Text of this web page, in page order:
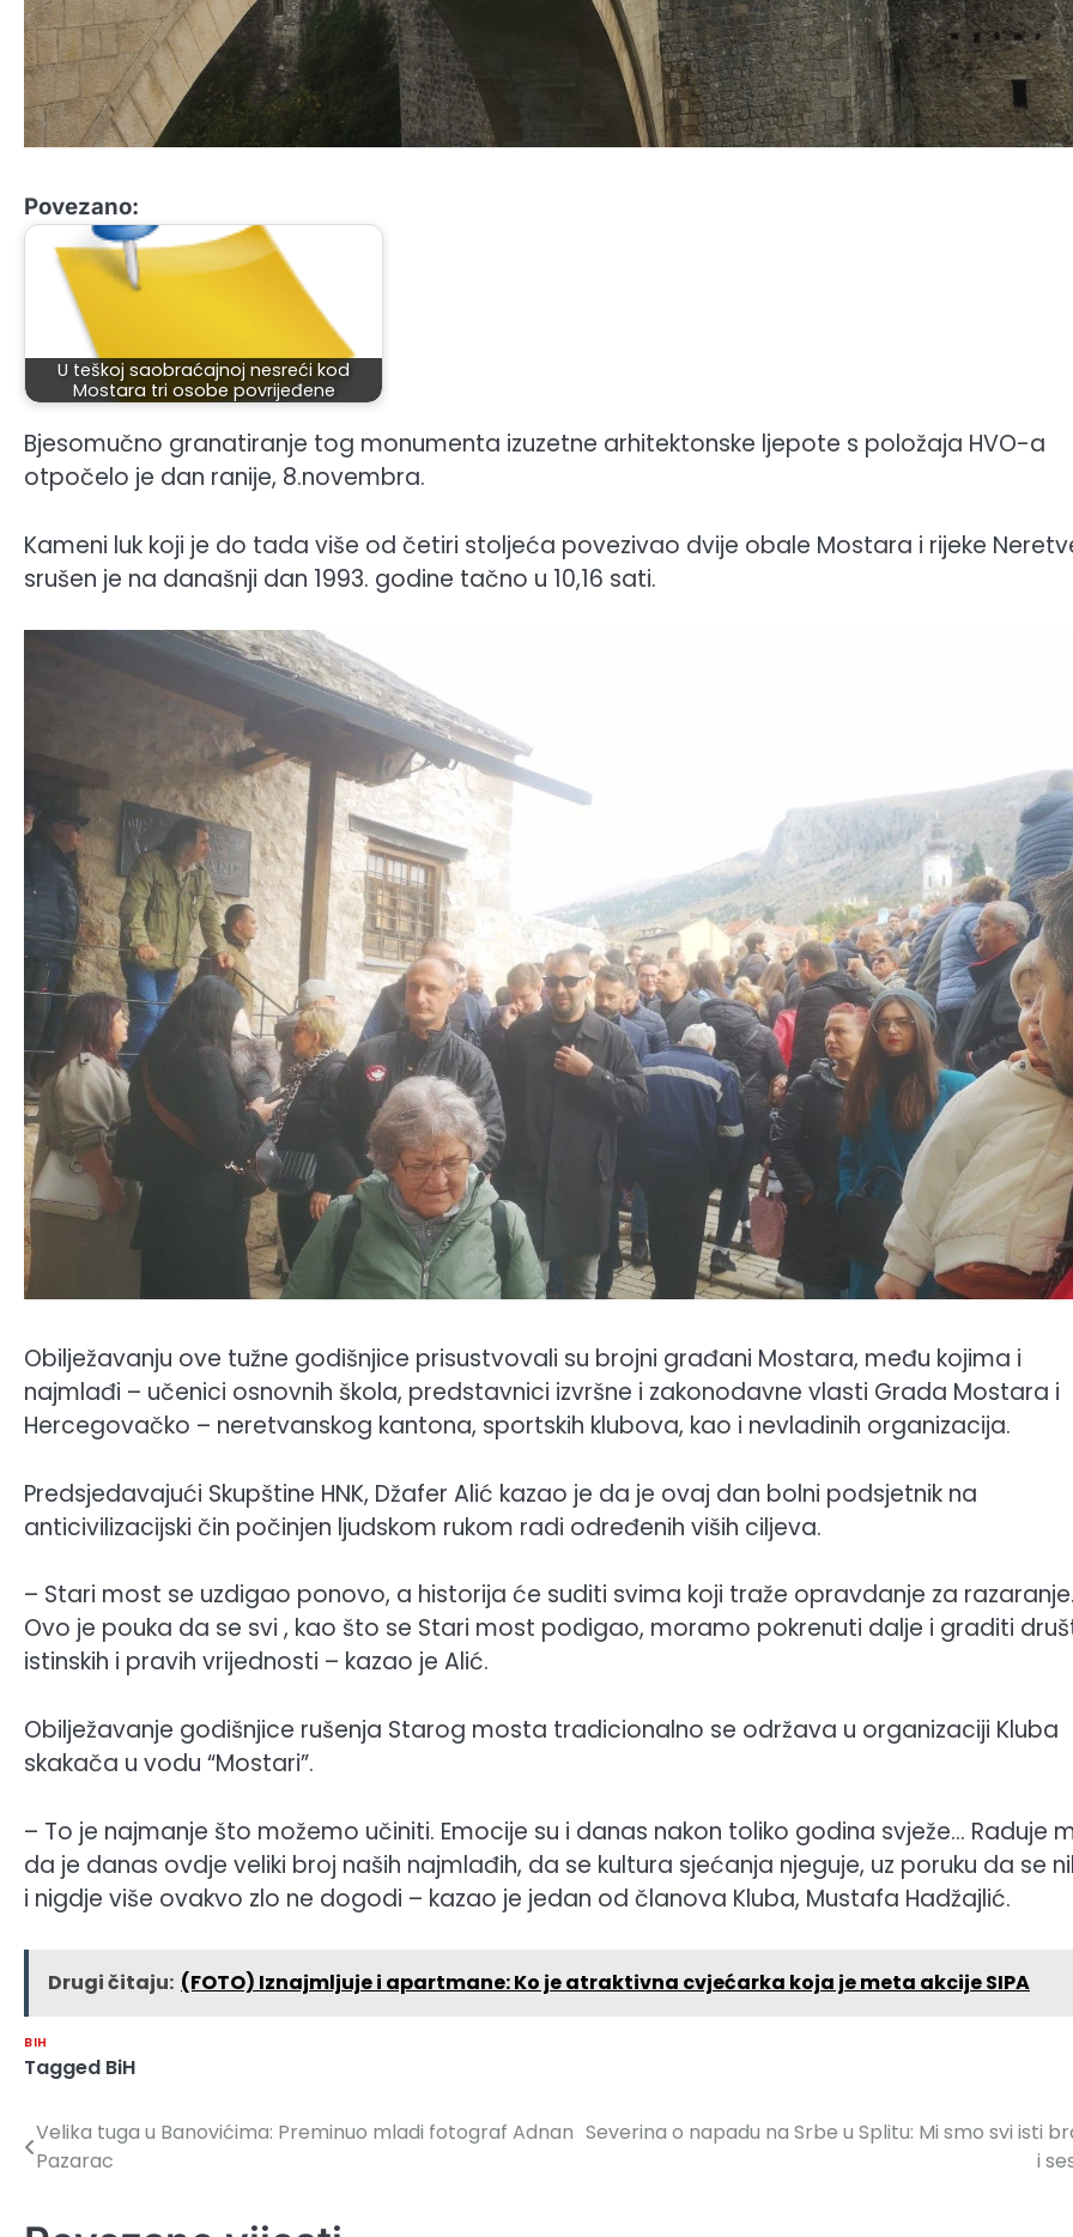
Povezano:
U teškoj saobraćajnoj nesreći kod
Mostara tri osobe povrijeđene
Bjesomučno granatiranje tog monumenta izuzetne arhitektonske ljepote s položaja HVO-a
otpočelo je dan ranije, 8.novembra.
Kameni luk koji je do tada više od četiri stoljeća povezivao dvije obale Mostara i rijeke
srušen je na današnji dan 1993. godine tačno u 10,16 sati.
Obilježavanju ove tužne godišnjice prisustvovali su brojni građani Mostara, među kojima i
najmlađi – učenici osnovnih škola, predstavnici izvršne i zakonodavne vlasti Grada Mostara i
Hercegovačko – neretvanskog kantona, sportskih klubova, kao i nevladinih organizacija.
Predsjedavajući Skupštine HNK, Džafer Alić kazao je da je ovaj dan bolni podsjetnik na
anticivilizacijski čin počinjen ljudskom rukom radi određenih viših ciljeva.
– Stari most se uzdigao ponovo, a historija će suditi svima koji traže opravdanje za
Ovo je pouka da se svi , kao što se Stari most podigao, moramo pokrenuti dalje i graditi
istinskih i pravih vrijednosti – kazao je Alić.
Obilježavanje godišnjice rušenja Starog mosta tradicionalno se održava u organizaciji Kluba
skakača u vodu “Mostari”.
– To je najmanje što možemo učiniti. Emocije su i danas nakon toliko godina svježe… Raduje
da je danas ovdje veliki broj naših najmlađih, da se kultura sjećanja njeguje, uz poruku da se
i nigdje više ovakvo zlo ne dogodi – kazao je jedan od članova Kluba, Mustafa Hadžajlić.
Drugi čitaju: (FOTO) Iznajmljuje i apartmane: Ko je atraktivna cvjećarka koja je meta akcije SIPA
BIH
Tagged BiH
Navigacija
Velika tuga u Banovićima: Preminuo mladi fotograf Adnan
Pazarac
Severina o napadu na Srbe u Splitu: Mi smo svi isti
i